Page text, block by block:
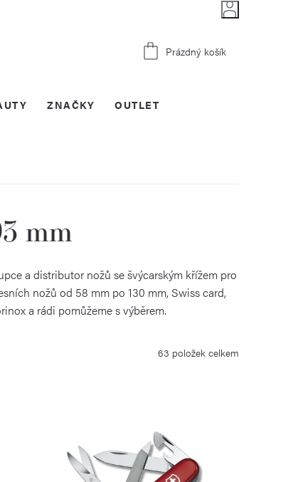
Nákupní
Prázdný košík
OUTLET
ZNAČKY
mm
a distributor nožů se švýcarským křížem pro
nožů od 58 mm po 130 mm, Swiss card,
a rádi pomůžeme s výběrem.
63 položek celkem